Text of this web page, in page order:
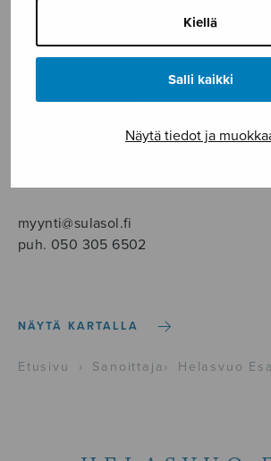
Kiellä
Salli kaikki
Näytä tiedot ja
Sulasol nuottikauppa
Myymälä avoinna
myynti@sulasol.fi
puh. 050 305 6502
NÄYTÄ KARTALLA
Etusivu › Sanoittaja › Helasvuo Esa